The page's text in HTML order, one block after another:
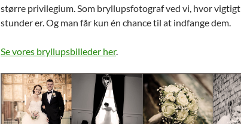
større privilegium. Som bryllupsfotograf ved vi, hvor
stunder er. Og man får kun én chance til at indfange dem.
Se vores bryllupsbilleder her.